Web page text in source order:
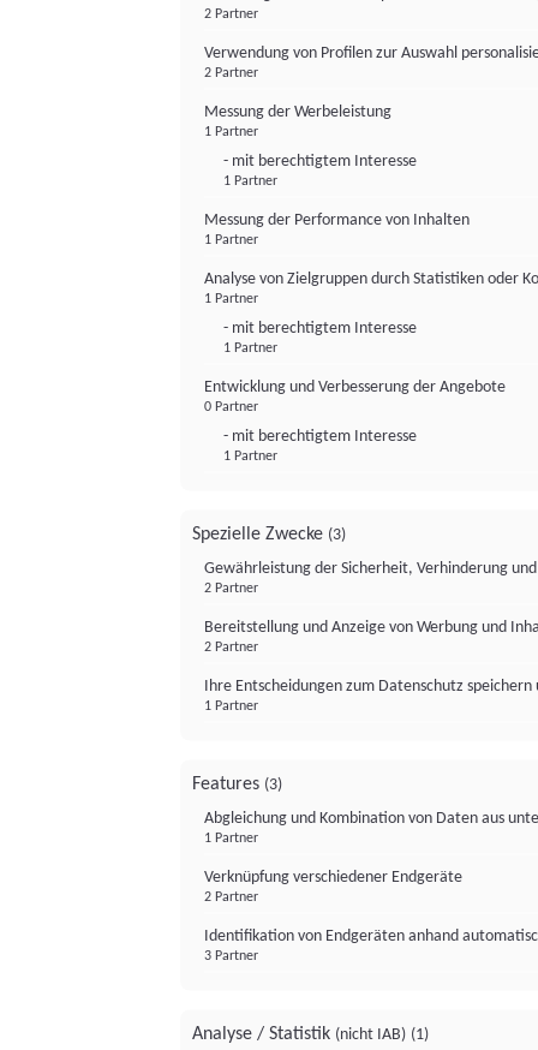
2 Partner
Verwendung von Profilen zur Auswahl
2 Partner
Messung der Werbeleistung
1 Partner
- mit berechtigtem Interesse
1 Partner
Messung der Performance von Inhalten
1 Partner
Analyse von Zielgruppen durch Statistiken oder
1 Partner
- mit berechtigtem Interesse
1 Partner
Entwicklung und Verbesserung der Angebote
0 Partner
- mit berechtigtem Interesse
1 Partner
Spezielle Zwecke (3)
Gewährleistung der Sicherheit, Verhinderung
2 Partner
Bereitstellung und Anzeige von Werbung und
2 Partner
Ihre Entscheidungen zum Datenschutz
1 Partner
Features (3)
Abgleichung und Kombination von Daten aus
1 Partner
Verknüpfung verschiedener Endgeräte
2 Partner
Identifikation von Endgeräten anhand
3 Partner
Analyse / Statistik (nicht IAB) (1)